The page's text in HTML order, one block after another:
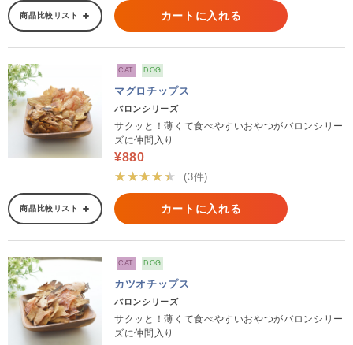
商品比較リスト カートに入れる
CAT DOG
マグロチップス
バロンシリーズ
サクッと！薄くて食べやすいおやつがバロンシリー
ズに仲間入り
¥880
★★★★★
(3件)
商品比較リスト カートに入れる
CAT DOG
カツオチップス
バロンシリーズ
サクッと！薄くて食べやすいおやつがバロンシリー
ズに仲間入り